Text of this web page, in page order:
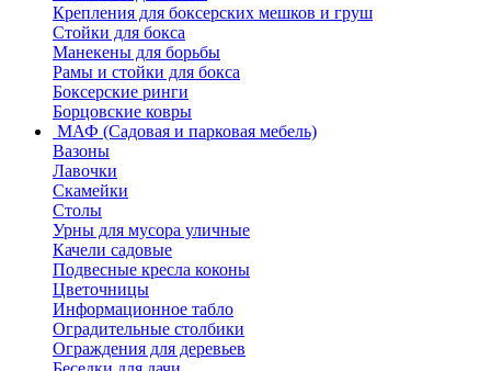
Крепления для боксерских мешков и груш
Стойки для бокса
Манекены для борьбы
Рамы и стойки для бокса
Боксерские ринги
Борцовские ковры
МАФ (Садовая и парковая мебель)
Вазоны
Лавочки
Скамейки
Столы
Урны для мусора уличные
Качели садовые
Подвесные кресла коконы
Цветочницы
Информационное табло
Оградительные столбики
Ограждения для деревьев